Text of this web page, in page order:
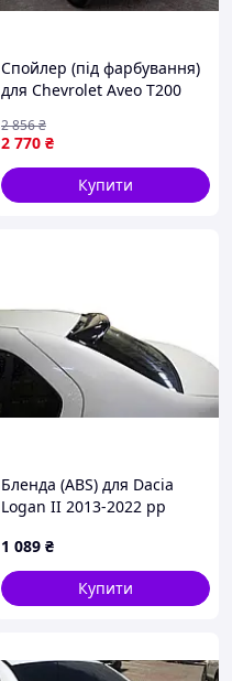
Спойлер (під фарбування)
для Chevrolet Aveo T200
2 770 ₴
2 856₴
Купити
Бленда (ABS) для Dacia
Logan II 2013-2022 рр
1 089 ₴
Купити